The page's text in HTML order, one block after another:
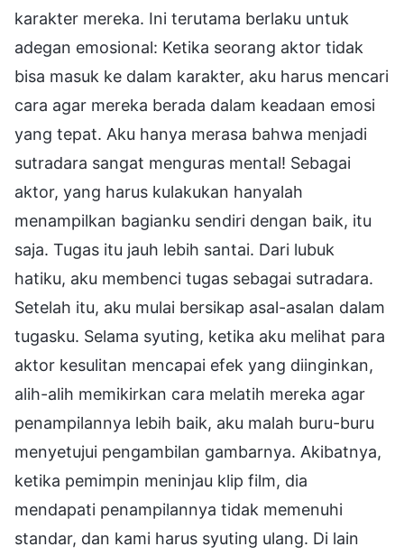
karakter mereka. Ini terutama berlaku untuk
adegan emosional: Ketika seorang aktor tidak
bisa masuk ke dalam karakter, aku harus mencari
cara agar mereka berada dalam keadaan emosi
yang tepat. Aku hanya merasa bahwa menjadi
sutradara sangat menguras mental! Sebagai
aktor, yang harus kulakukan hanyalah
menampilkan bagianku sendiri dengan baik, itu
saja. Tugas itu jauh lebih santai. Dari lubuk
hatiku, aku membenci tugas sebagai sutradara.
Setelah itu, aku mulai bersikap asal-asalan dalam
tugasku. Selama syuting, ketika aku melihat para
aktor kesulitan mencapai efek yang diinginkan,
alih-alih memikirkan cara melatih mereka agar
penampilannya lebih baik, aku malah buru-buru
menyetujui pengambilan gambarnya. Akibatnya,
ketika pemimpin meninjau klip film, dia
mendapati penampilannya tidak memenuhi
standar, dan kami harus syuting ulang. Di lain